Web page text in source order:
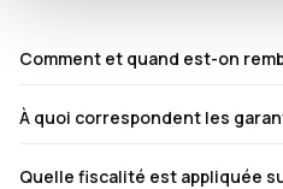
Comment et quand est-on
À quoi correspondent les
Quelle fiscalité est appliquée